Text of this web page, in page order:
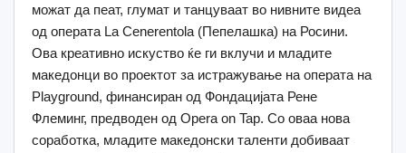
можат да пеат, глумат и танцуваат во нивните видеа
од операта La Cenerentola (Пепелашка) на Росини.
Ова креативно искуство ќе ги вклучи и младите
македонци во проектот за истражување на операта на
Playground, финансиран од Фондацијата Рене
Флеминг, предводен од Opera on Tap. Со оваа нова
соработка, младите македонски таленти добиваат